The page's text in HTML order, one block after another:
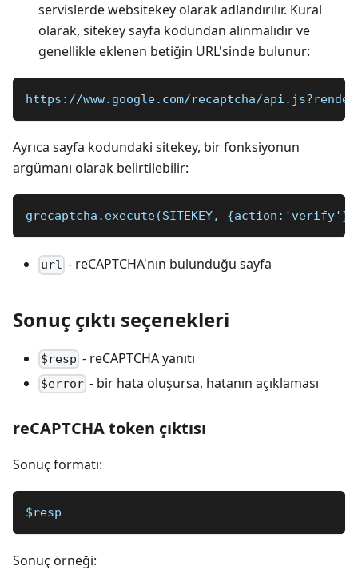
servislerde websitekey olarak adlandırılır. Kural
olarak, sitekey sayfa kodundan alınmalıdır ve
genellikle eklenen betiğin URL'sinde bulunur:
https://www.google.com/recaptcha/
Ayrıca sayfa kodundaki sitekey, bir fonksiyonun
argümanı olarak belirtilebilir:
grecaptcha.execute(SITEKEY,
url - reCAPTCHA'nın bulunduğu sayfa
Sonuç çıktı seçenekleri
$resp - reCAPTCHA yanıtı
$error - bir hata oluşursa, hatanın açıklaması
reCAPTCHA token çıktısı
Sonuç formatı:
$resp
Sonuç örneği: